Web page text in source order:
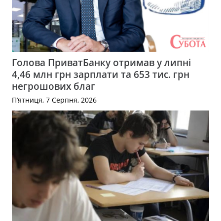
Голова ПриватБанку отримав у липні
4,46 млн грн зарплати та 653 тис. грн
негрошових благ
П’ятниця, 7 Серпня, 2026